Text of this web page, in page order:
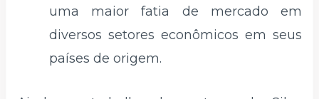
uma maior fatia de mercado em
diversos setores econômicos em seus
países de origem.